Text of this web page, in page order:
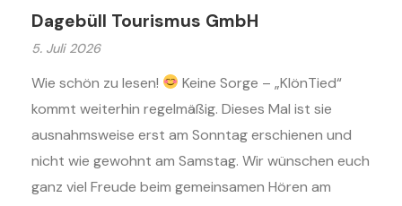
Dagebüll Tourismus GmbH
5. Juli 2026
Wie schön zu lesen!
Keine Sorge – „KlönTied“
kommt weiterhin regelmäßig. Dieses Mal ist sie
ausnahmsweise erst am Sonntag erschienen und
nicht wie gewohnt am Samstag. Wir wünschen euch
ganz viel Freude beim gemeinsamen Hören am